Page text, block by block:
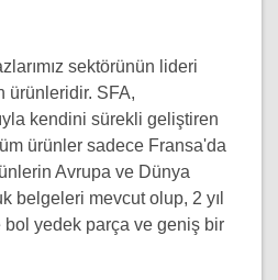
sektörünün lideri
ürünleridir. SFA,
kendini sürekli geliştiren
ürünler sadece Fransa'da
Avrupa ve Dünya
belgeleri mevcut olup, 2 yıl
yedek parça ve geniş bir